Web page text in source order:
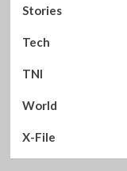
Stories
Tech
TNI
World
X-File